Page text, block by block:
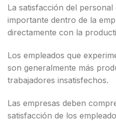
La satisfacción del personal
importante dentro de la
directamente con la
Los empleados que
son generalmente más
trabajadores insatisfechos.
Las empresas deben
satisfacción de los